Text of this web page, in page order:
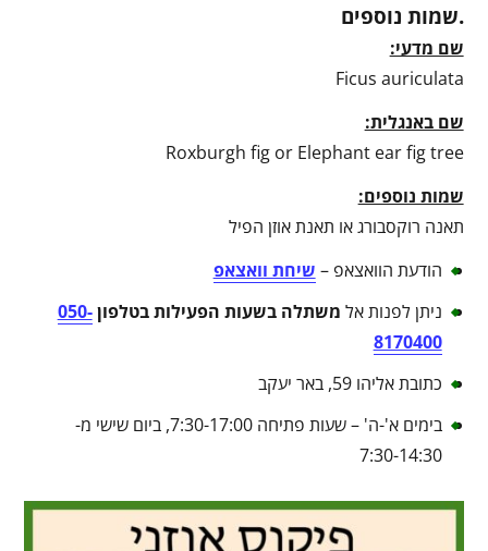
.שמות נוספים
שם מדעי:
Ficus auriculata
שם באנגלית:
Roxburgh fig or Elephant ear fig tree
שמות נוספים:
תאנה רוקסבורג או תאנת אוזן הפיל
הודעת הוואצאפ – שיחת וואצאפ
ניתן לפנות אל משתלה בשעות הפעילות בטלפון050-
8170400
כתובת אליהו 59, באר יעקב
בימים א'-ה' – שעות פתיחה 7:30-17:00, ביום שישי מ-
7:30-14:30